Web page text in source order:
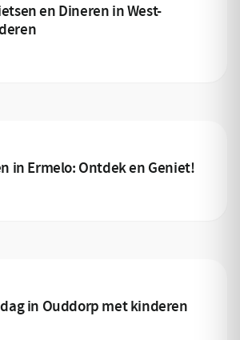
en Dineren in West-
in Ermelo: Ontdek en Geniet!
in Ouddorp met kinderen